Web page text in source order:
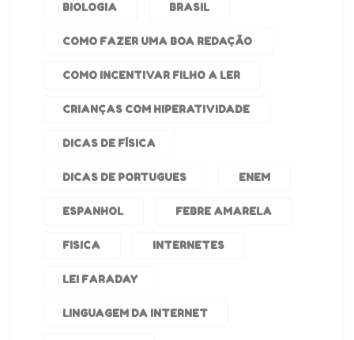
BIOLOGIA BRASIL
COMO FAZER UMA BOA REDAÇÃO
COMO INCENTIVAR FILHO A LER
CRIANÇAS COM HIPERATIVIDADE
DICAS DE FÍSICA
DICAS DE PORTUGUES ENEM
ESPANHOL FEBRE AMARELA
FISICA INTERNETES
LEI FARADAY
LINGUAGEM DA INTERNET